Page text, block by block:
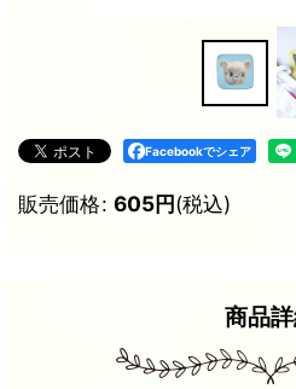
Facebookでシェア
販売価格: 605円(税込)
商品